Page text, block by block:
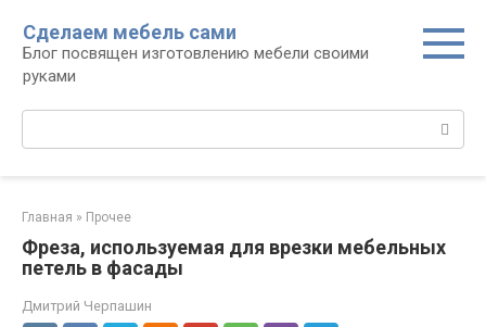
контенту
Сделаем мебель сами
Блог посвящен изготовлению мебели своими
руками
Главная » Прочее
Фреза, используемая для врезки мебельных
петель в фасады
Дмитрий Черпашин